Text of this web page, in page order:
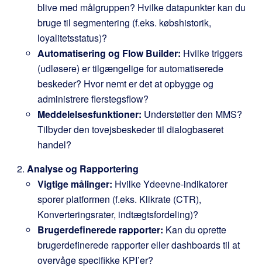
blive med målgruppen? Hvilke datapunkter kan du
bruge til segmentering (f.eks. købshistorik,
loyalitetsstatus)?
Automatisering og Flow Builder: Hvilke triggers
(udløsere) er tilgængelige for automatiserede
beskeder? Hvor nemt er det at opbygge og
administrere flerstegsflow?
Meddelelsesfunktioner: Understøtter den MMS?
Tilbyder den tovejsbeskeder til dialogbaseret
handel?
Analyse og Rapportering
Vigtige målinger: Hvilke Ydeevne-indikatorer
sporer platformen (f.eks. Klikrate (CTR),
Konverteringsrater, indtægtsfordeling)?
Brugerdefinerede rapporter: Kan du oprette
brugerdefinerede rapporter eller dashboards til at
overvåge specifikke KPI’er?